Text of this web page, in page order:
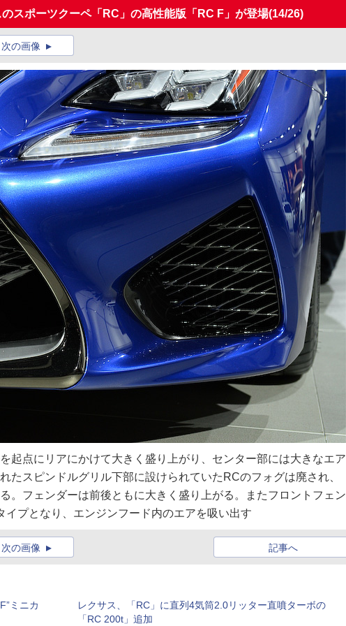
のスポーツクーペ「RC」の高性能版「RC F」が登場(14/26)
次の画像
起点にリアにかけて大きく盛り上がり、センター部には大きなエア
たスピンドルグリル下部に設けられていたRCのフォグは廃され、
。フェンダーは前後ともに大きく盛り上がる。またフロントフェン
プとなり、エンジンフード内のエアを吸い出す
記事へ
次の画像
ミニカ
レクサス、「RC」に直列4気筒2.0リッター直噴ターボの
「RC 200t」追加